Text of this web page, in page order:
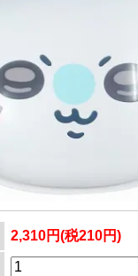
2,310円(税210円)